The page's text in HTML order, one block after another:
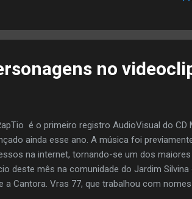
no
é o primeiro registro AudioVisual do CD
ainda esse ano. A música foi
na internet, tornando-se um dos
deste mês na comunidade do Jardim
a Cantora. Vras 77, que trabalhou com